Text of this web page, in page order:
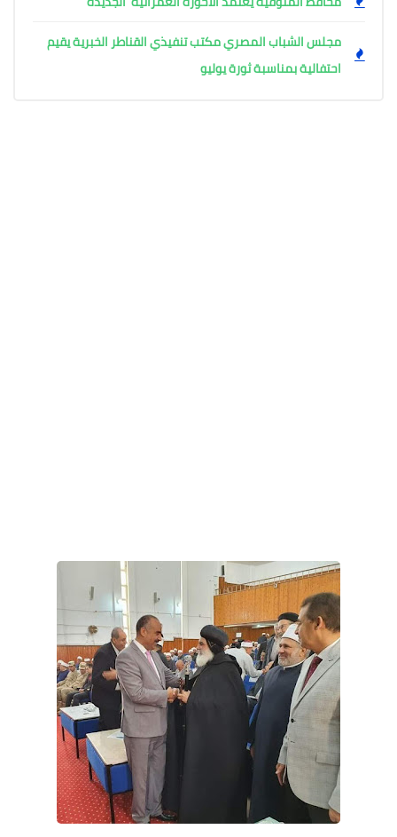
مجلس الشباب المصري مكتب تنفيذي القناطر الخبرية يقيم
احتفالية بمناسبة ثورة يوليو